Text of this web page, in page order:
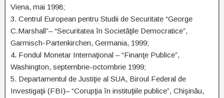
Viena, mai 1998;
3. Centrul European pentru Studii de Securitate “George
C.Marshall”– “Securitatea în Societăţile Democratice”,
Garmisch-Partenkirchen, Germania, 1999;
4. Fondul Monetar Internaţional – “Finanţe Publice”,
Washington, septembrie-octombrie 1999;
5. Departamentul de Justiţie al SUA, Biroul Federal de
Investigaţii (FBI)– “Corupţia în instituţiile publice”, Chişinău,